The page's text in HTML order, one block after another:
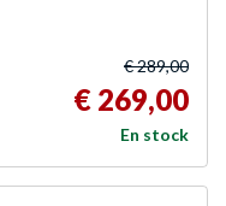
€ 289,00
€ 269,00
En stock